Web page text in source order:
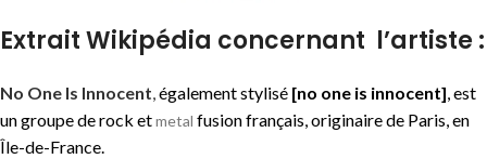
Extrait Wikipédia concernant l’artiste :
No One Is Innocent,également stylisé [no one is innocent], est
un groupe de rock etmetal fusion français, originaire de Paris, en
Île-de-France.